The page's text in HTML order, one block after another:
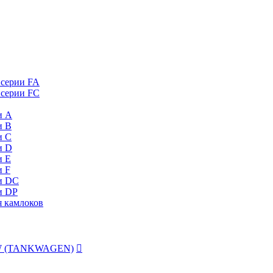
FA
FC
А
B
C
D
Е
F
DC
DP
камлоков
(TANKWAGEN) 